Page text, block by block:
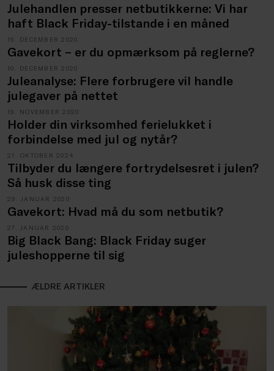
Julehandlen presser netbutikkerne: Vi har
haft Black Friday-tilstande i en måned
15. DECEMBER 2020
Gavekort – er du opmærksom på reglerne?
10. DECEMBER 2020
Juleanalyse: Flere forbrugere vil handle
julegaver på nettet
19. NOVEMBER 2020
Holder din virksomhed ferielukket i
forbindelse med jul og nytår?
21. OKTOBER 2024
Tilbyder du længere fortrydelsesret i julen?
Så husk disse ting
29. JANUAR 2020
Gavekort: Hvad må du som netbutik?
27. JANUAR 2020
Big Black Bang: Black Friday suger
juleshopperne til sig
ÆLDRE ARTIKLER